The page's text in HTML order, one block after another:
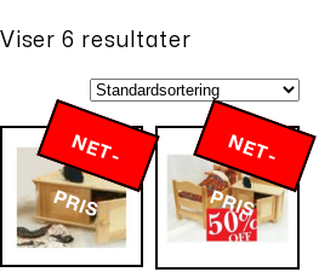
Viser 6 resultater
N
E
T
-
P
R
IS
N
E
T
-
P
R
IS